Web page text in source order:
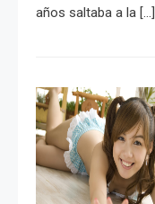
años saltaba a la […]